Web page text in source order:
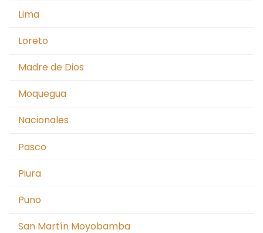
Lima
Loreto
Madre de Dios
Moquegua
Nacionales
Pasco
Piura
Puno
San Martín Moyobamba